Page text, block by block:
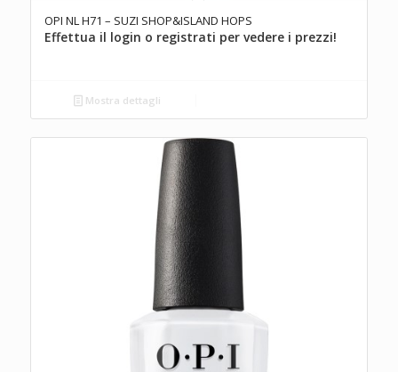
OPI NL H71 – SUZI SHOP&ISLAND HOPS
Effettua il login o registrati per vedere i prezzi!
Mostra dettagli